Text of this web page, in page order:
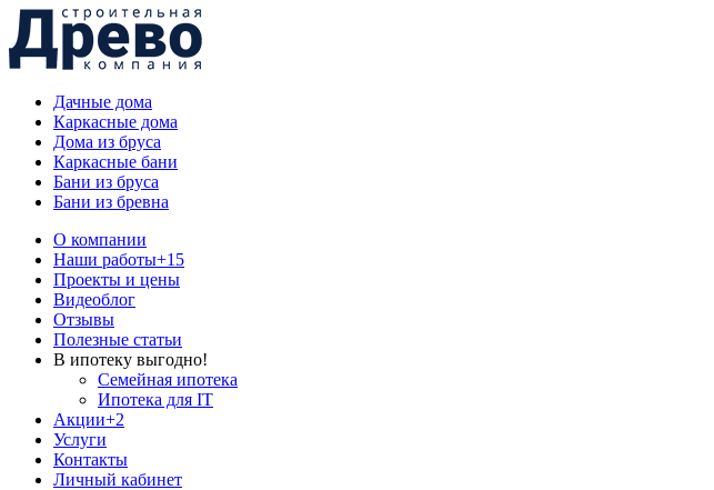
Дачные дома
Каркасные дома
Дома из бруса
Каркасные бани
Бани из бруса
Бани из бревна
О компании
Наши работы+15
Проекты и цены
Видеоблог
Отзывы
Полезные статьи
В ипотеку выгодно!
Семейная ипотека
Ипотека для IT
Акции+2
Услуги
Контакты
Личный кабинет